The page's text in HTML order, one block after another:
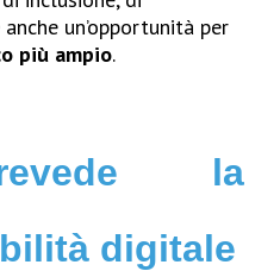
un’opportunità per
più ampio.
la
digitale